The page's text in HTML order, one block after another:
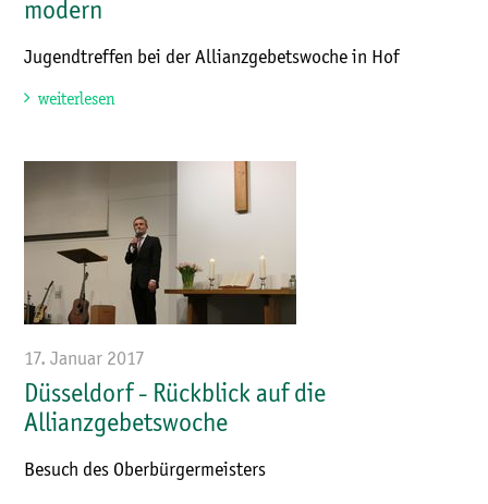
modern
Jugendtreffen bei der Allianzgebetswoche in Hof
weiterlesen
17. Januar 2017
Düsseldorf - Rückblick auf die
Allianzgebetswoche
Besuch des Oberbürgermeisters